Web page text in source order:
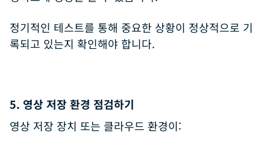
정기적인 테스트를 통해 중요한 상황이 정상적으로 기
록되고 있는지 확인해야 합니다.
5. 영상 저장 환경 점검하기
영상 저장 장치 또는 클라우드 환경이: